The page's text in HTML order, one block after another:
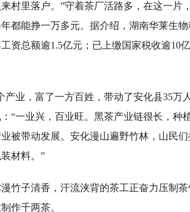
村里落户。”守着茶厂活路多，在这一片
都能挣一万多元。据介绍，湖南华莱生
资总额逾1.5亿元；已上缴国家税收逾10
产业，富了一方百姓，带动了安化县35万
“一业兴，百业旺。黑茶产业链很长，种
被带动发展。安化漫山遍野竹林，山民们
材料。”
竹子清香，汗流浃背的茶工正奋力压制
作千两茶。